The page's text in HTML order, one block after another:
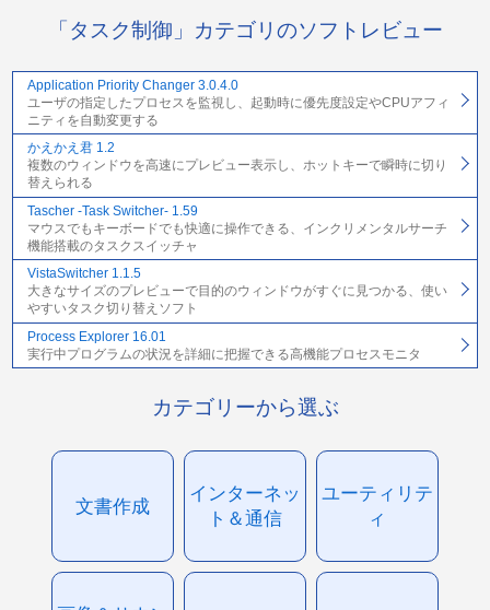
「タスク制御」カテゴリのソフトレビュー
Application Priority Changer 3.0.4.0
ユーザの指定したプロセスを監視し、起動時に優先度設定やCPUアフィ
ニティを自動変更する
かえかえ君 1.2
複数のウィンドウを高速にプレビュー表示し、ホットキーで瞬時に切り
替えられる
Tascher -Task Switcher- 1.59
マウスでもキーボードでも快適に操作できる、インクリメンタルサーチ
機能搭載のタスクスイッチャ
VistaSwitcher 1.1.5
大きなサイズのプレビューで目的のウィンドウがすぐに見つかる、使い
やすいタスク切り替えソフト
Process Explorer 16.01
実行中プログラムの状況を詳細に把握できる高機能プロセスモニタ
カテゴリーから選ぶ
文書作成
インターネッ
ト＆通信
ユーティリテ
ィ